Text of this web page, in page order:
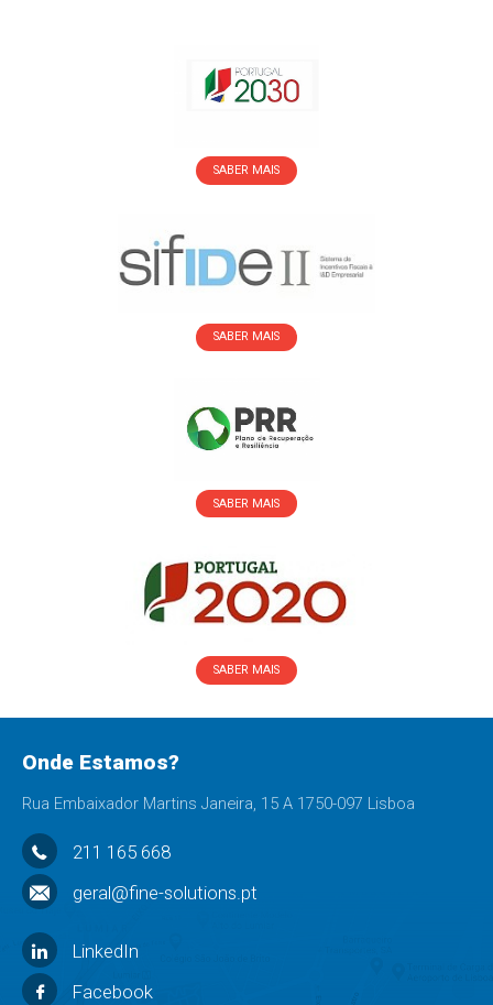
SABER MAIS
SABER MAIS
SABER MAIS
SABER MAIS
Onde Estamos?
Rua Embaixador Martins Janeira, 15 A 1750-097 Lisboa
211 165 668
geral@fine-solutions.pt
LinkedIn
Facebook